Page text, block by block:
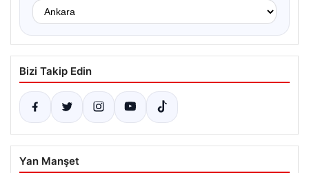
Bizi Takip Edin
Yan Manşet